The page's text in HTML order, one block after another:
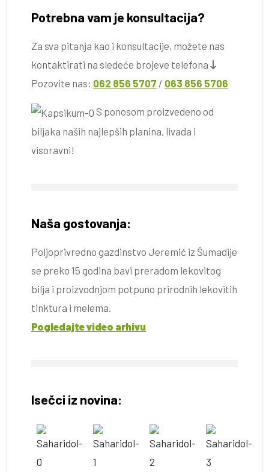
Potrebna vam je konsultacija?
Za sva pitanja kao i konsultacije, možete nas
kontaktirati na sledeće brojeve telefona
Pozovite nas: 062 856 5707 / 063 856 5706
S ponosom proizvedeno od
biljaka naših najlepših planina, livada i
visoravni!
Naša gostovanja:
Poljoprivredno gazdinstvo Jeremić iz Šumadije
se preko 15 godina bavi preradom lekovitog
bilja i proizvodnjom potpuno prirodnih lekovitih
tinktura i melema.
Pogledajte video arhivu
Isečci iz novina: